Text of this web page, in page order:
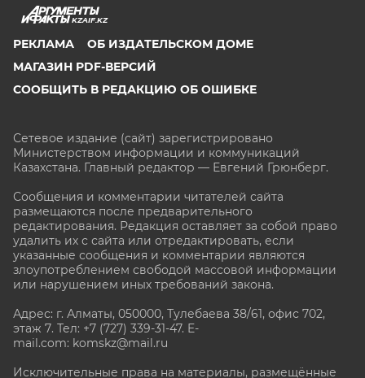
KZAIF.KZ
РЕКЛАМА
ОБ ИЗДАТЕЛЬСКОМ ДОМЕ
МАГАЗИН PDF-ВЕРСИЙ
СООБЩИТЬ В РЕДАКЦИЮ ОБ ОШИБКЕ
Сетевое издание (сайт) зарегистрировано
Министерством информации и коммуникаций
Казахстана. Главный редактор — Евгений Грюнберг.
Сообщения и комментарии читателей сайта
размещаются после предварительного
редактирования. Редакция оставляет за собой право
удалить их с сайта или отредактировать, если
указанные сообщения и комментарии являются
злоупотреблением свободой массовой информации
или нарушением иных требований закона.
Адрес: г. Алматы, 050000, Тулебаева 38/61, офис 702,
этаж 7. Тел: +7 (727) 339-31-47. E-
mail.com: komskz@mail.ru
Исключительные права на материалы, размещённые